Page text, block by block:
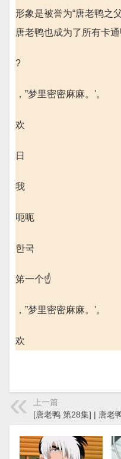
形象是被誉为“唐老鸭之
唐老鸭也成为了所有卡通
?
，”梦里密密麻麻。'。
欢
日
我
呃呃
한국
笫一个☝️
，”梦里密密麻麻。'。
欢
上一篇
[唐老鸭 第28集] | 唐老